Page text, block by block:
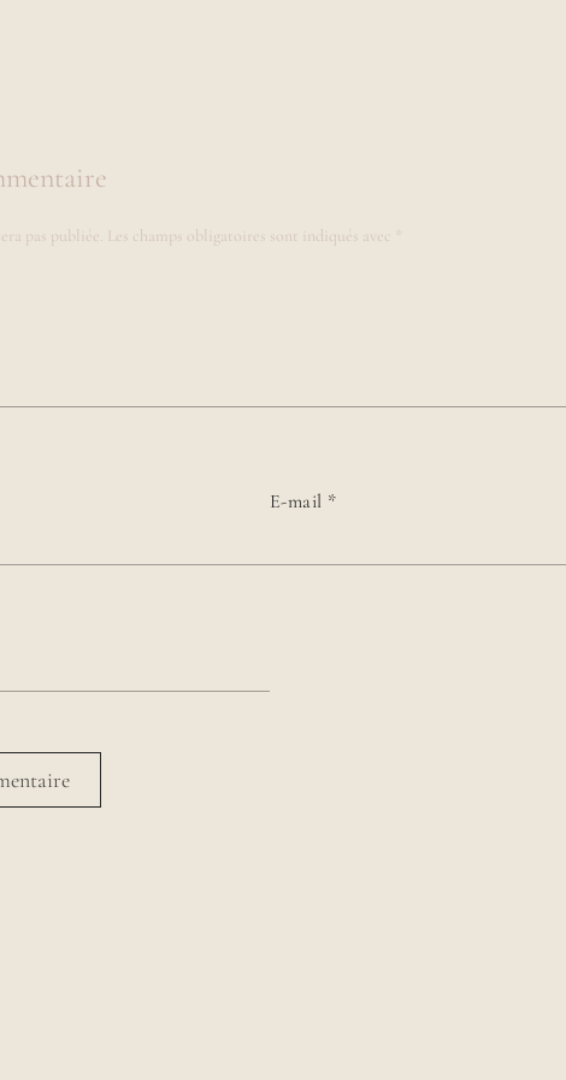
pas publiée. Les champs obligatoires sont indiqués avec
E-mail *